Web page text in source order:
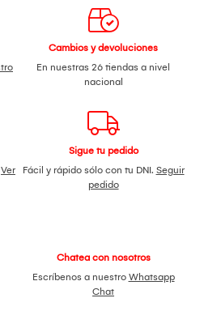
Cambios y devoluciones
En nuestras 26 tiendas a nivel
nacional
Ver
Sigue tu pedido
Fácil y rápido sólo con tu DNI. Seguir
pedido
Chatea con nosotros
Escríbenos a nuestro Whatsapp
Chat